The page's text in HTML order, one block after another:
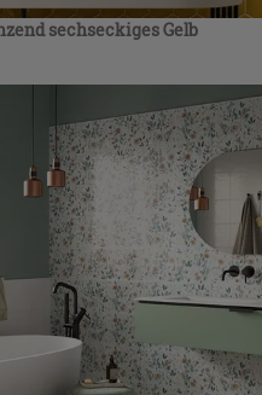
sechseckiges Gelb